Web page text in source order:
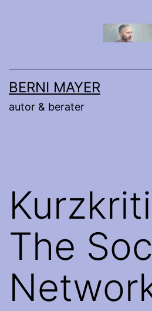
BERNI MAYER
autor & berater
The